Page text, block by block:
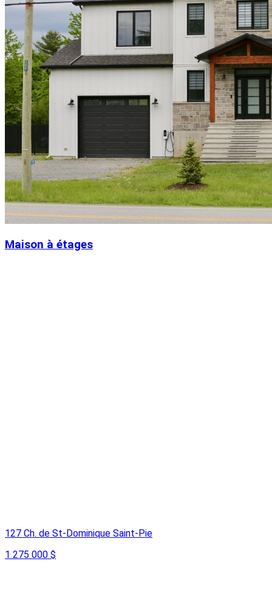
Maison à étages
127 Ch. de St-Dominique Saint-Pie
1 275 000 $